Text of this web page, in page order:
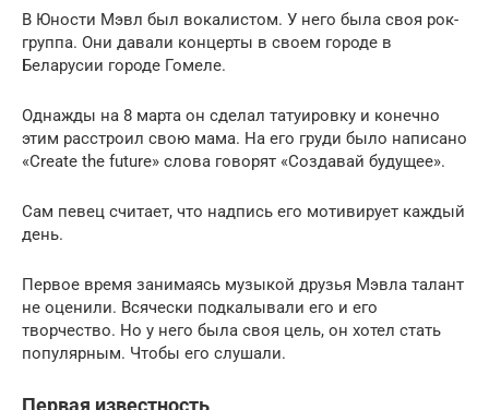
В Юности Мэвл был вокалистом. У него была своя рок-
группа. Они давали концерты в своем городе в
Беларусии городе Гомеле.
Однажды на 8 марта он сделал татуировку и конечно
этим расстроил свою мама. На его груди было написано
«Create the future» слова говорят «Создавай будущее».
Сам певец считает, что надпись его мотивирует каждый
день.
Первое время занимаясь музыкой друзья Мэвла талант
не оценили. Всячески подкалывали его и его
творчество. Но у него была своя цель, он хотел стать
популярным. Чтобы его слушали.
Первая известность